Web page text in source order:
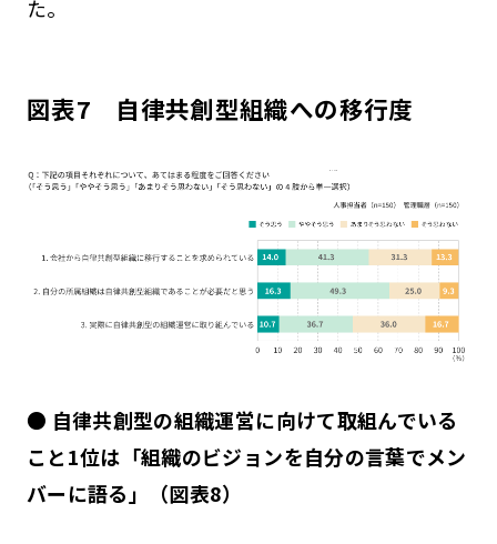
た。
図表7 自律共創型組織への移行度
● 自律共創型の組織運営に向けて取組んでいる
こと1位は「組織のビジョンを自分の言葉でメン
バーに語る」（図表8）